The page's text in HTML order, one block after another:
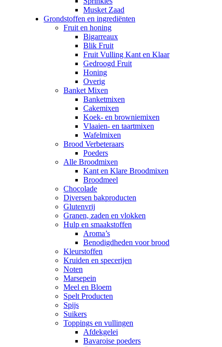
Musket Zaad
Grondstoffen en ingrediënten
Fruit en honing
Bigarreaux
Blik Fruit
Fruit Vulling Kant en Klaar
Gedroogd Fruit
Honing
Overig
Banket Mixen
Banketmixen
Cakemixen
Koek- en browniemixen
Vlaaien- en taartmixen
Wafelmixen
Brood Verbeteraars
Poeders
Alle Broodmixen
Kant en Klare Broodmixen
Broodmeel
Chocolade
Diversen bakproducten
Glutenvrij
Granen, zaden en vlokken
Hulp en smaakstoffen
Aroma’s
Benodigdheden voor brood
Kleurstoffen
Kruiden en specerijen
Noten
Marsepein
Meel en Bloem
Spelt Producten
Spijs
Suikers
Toppings en vullingen
Afdekgelei
Bavaroise poeders